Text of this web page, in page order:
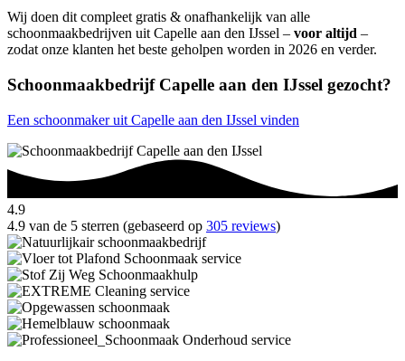
Wij doen dit compleet gratis & onafhankelijk van alle
schoonmaakbedrijven uit Capelle aan den IJssel – voor altijd –
zodat onze klanten het beste geholpen worden in 2026 en verder.
Schoonmaakbedrijf Capelle aan den IJssel gezocht?
Een schoonmaker uit Capelle aan den IJssel vinden
4.9
4.9 van de 5 sterren (gebaseerd op 305 reviews)